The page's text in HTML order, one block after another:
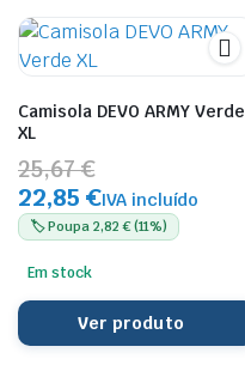
Camisola DEVO ARMY Verde
XL
25,67 €
22,85 €IVA incluído
🏷️ Poupa 2,82 € (11%)
Em stock
Ver produto